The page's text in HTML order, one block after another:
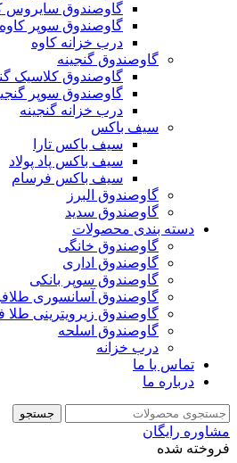
گاوصندوق سایروس
گاوصندوق سوپر کاوه
درب خزانه کاوه
گاوصندوق گنجینه
گاوصندوق کلاسیک
گاوصندوق سوپر
درب خزانه گنجینه
سیف باکس
سیف باکس تارا
سیف باکس پاد پولاد
سیف باکس فرسام
گاوصندوق البرز
گاوصندوق سدید
دسته بندی محصولات
گاوصندوق خانگی
گاوصندوق اداری
گاوصندوق سوپر بانکی
گاوصندوق آسانسوری
گاوصندوق زیرویترینی
گاوصندوق اسلحه
درب خزانه
تماس با ما
درباره ما
جستجو
مشاوره رایگان
فروخته شده